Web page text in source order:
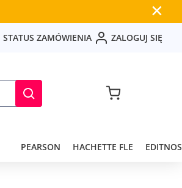
✕
STATUS ZAMÓWIENIA ZALOGUJ SIĘ
PEARSON HACHETTE FLE EDITNOS